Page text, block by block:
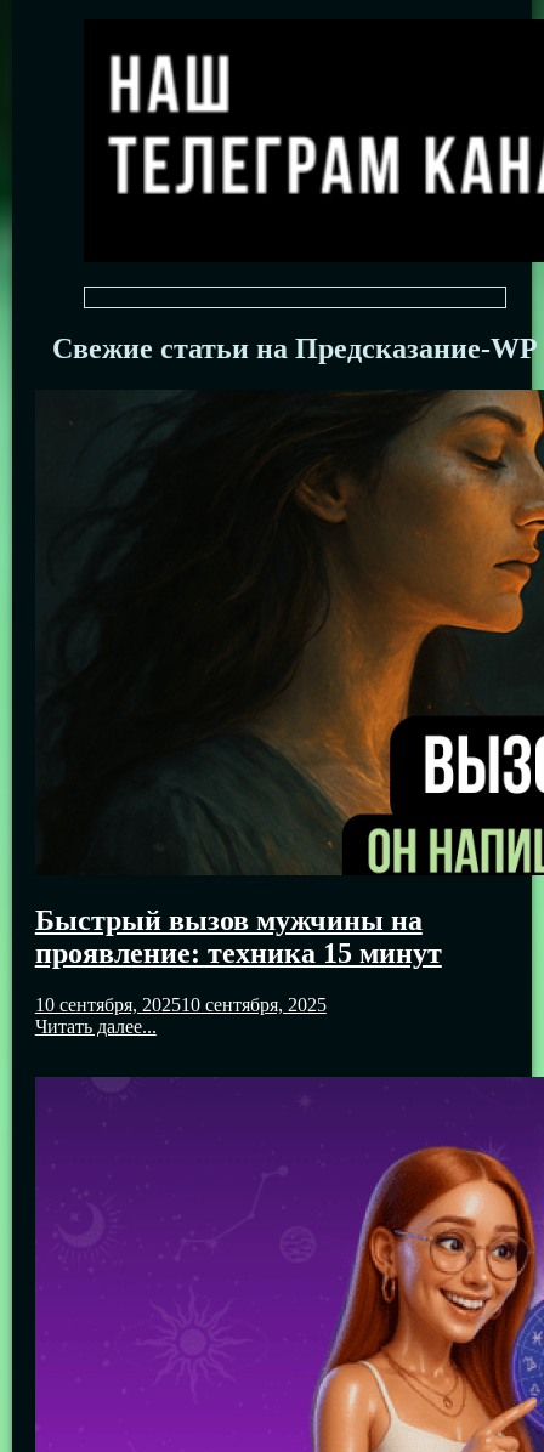
Свежие статьи на Предсказание-WP
Быстрый вызов мужчины на
проявление: техника 15 минут
10 сентября, 202510 сентября, 2025
Читать далее...